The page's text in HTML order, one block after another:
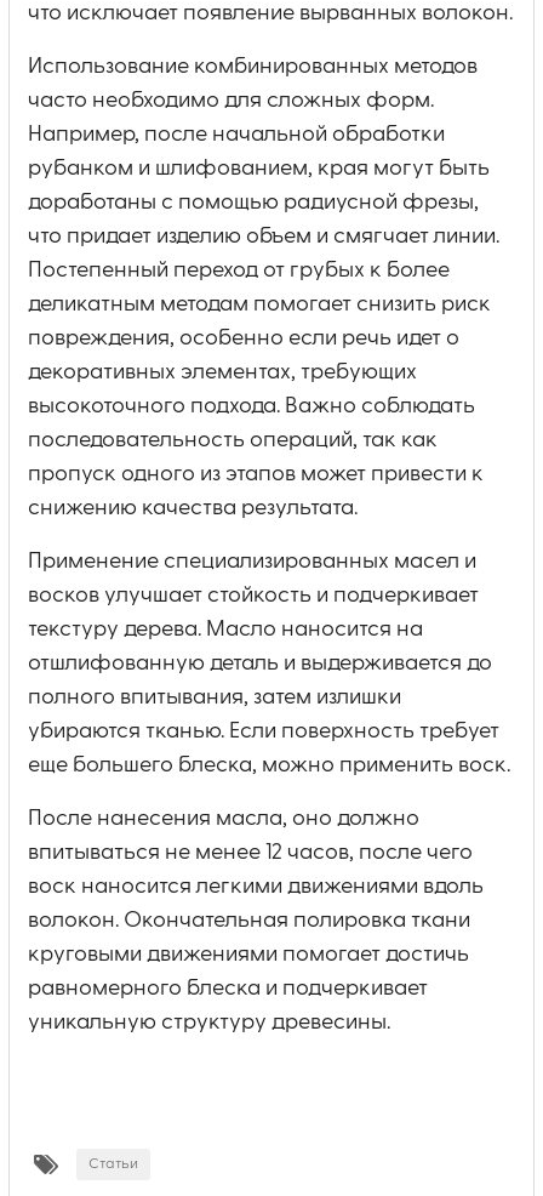
что исключает появление вырванных волокон.
Использование комбинированных методов
часто необходимо для сложных форм.
Например, после начальной обработки
рубанком и шлифованием, края могут быть
доработаны с помощью радиусной фрезы,
что придает изделию объем и смягчает линии.
Постепенный переход от грубых к более
деликатным методам помогает снизить риск
повреждения, особенно если речь идет о
декоративных элементах, требующих
высокоточного подхода. Важно соблюдать
последовательность операций, так как
пропуск одного из этапов может привести к
снижению качества результата.
Применение специализированных масел и
восков улучшает стойкость и подчеркивает
текстуру дерева. Масло наносится на
отшлифованную деталь и выдерживается до
полного впитывания, затем излишки
убираются тканью. Если поверхность требует
еще большего блеска, можно применить воск.
После нанесения масла, оно должно
впитываться не менее 12 часов, после чего
воск наносится легкими движениями вдоль
волокон. Окончательная полировка ткани
круговыми движениями помогает достичь
равномерного блеска и подчеркивает
уникальную структуру древесины.
Статьи